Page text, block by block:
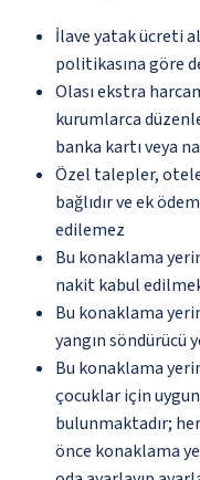
İlave yatak ücreti
politikasına göre
Olası ekstra
kurumlarca
banka kartı veya
Özel talepler,
bağlıdır ve ek
edilemez
Bu konaklama
nakit kabul
Bu konaklama
yangın söndürücü
Bu konaklama
çocuklar için
bulunmaktadır;
önce konaklama